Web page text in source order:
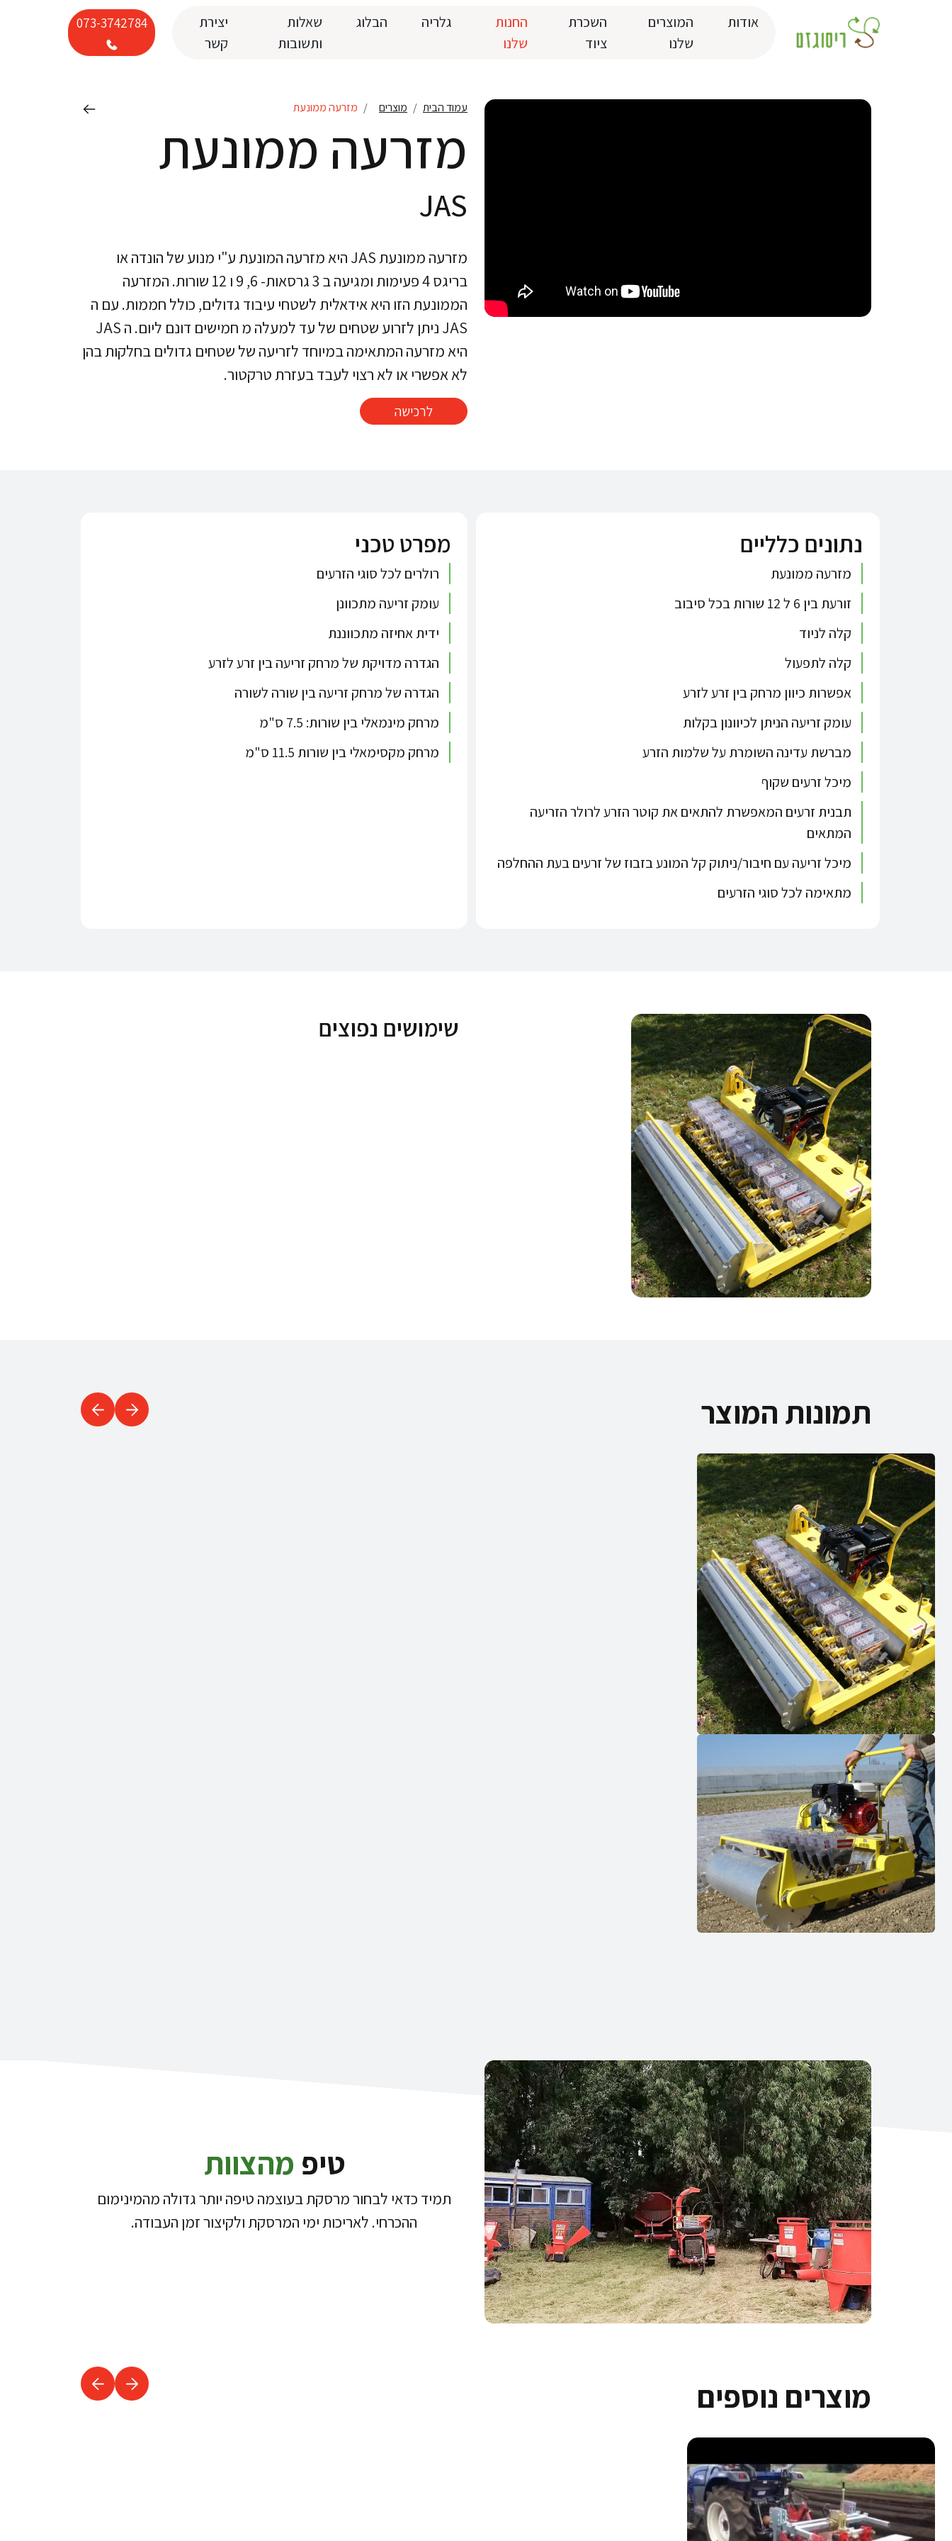
אודות
המוצרים
שלנו
השכרת
ציוד
החנות
שלנו
גלריה הבלוג
שאלות
ותשובות
יצירת
קשר
073-3742784
עמוד הבית מוצרים מזרעה ממונעת
מזרעה ממונעת
JAS
מזרעה ממונעת JAS היא מזרעה המונעת ע"י מנוע של הונדה או
בריגס 4 פעימות ומגיעה ב 3 גרסאות- 6, 9 ו 12 שורות. המזרעה
הממונעת הזו היא אידאלית לשטחי עיבוד גדולים, כולל חממות. עם ה
JAS ניתן לזרוע שטחים של עד למעלה מ חמישים דונם ליום. ה JAS
היא מזרעה המתאימה במיוחד לזריעה של שטחים גדולים בחלקות בהן
לא אפשרי או לא רצוי לעבד בעזרת טרקטור.
לרכישה
נתונים כלליים
מזרעה ממונעת
זורעת בין 6 ל 12 שורות בכל סיבוב
קלה לניוד
קלה לתפעול
אפשרות כיוון מרחק בין זרע לזרע
עומק זריעה הניתן לכיוונון בקלות
מברשת עדינה השומרת על שלמות הזרע
מיכל זרעים שקוף
תבנית זרעים המאפשרת להתאים את קוטר הזרע לרולר הזריעה
המתאים
מיכל זריעה עם חיבור/ניתוק קל המונע בזבוז של זרעים בעת ההחלפה
מתאימה לכל סוגי הזרעים
מפרט טכני
רולרים לכל סוגי הזרעים
עומק זריעה מתכוונן
ידית אחיזה מתכווננת
הגדרה מדויקת של מרחק זריעה בין זרע לזרע
הגדרה של מרחק זריעה בין שורה לשורה
מרחק מינמאלי בין שורות: 7.5 ס"מ
מרחק מקסימאלי בין שורות 11.5 ס"מ
שימושים נפוצים
תמונות המוצר
טיפ מהצוות
תמיד כדאי לבחור מרסקת בעוצמה טיפה יותר גדולה מהמינימום
ההכרחי. לאריכות ימי המרסקת ולקיצור זמן העבודה.
מוצרים נוספים